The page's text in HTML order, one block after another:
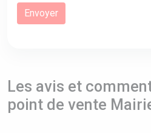
Les avis et
point de vente